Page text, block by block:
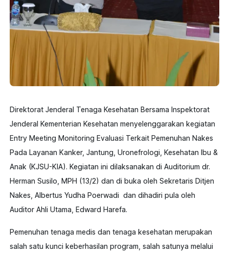
Direktorat Jenderal Tenaga Kesehatan Bersama Inspektorat
Jenderal Kementerian Kesehatan menyelenggarakan kegiatan
Entry Meeting Monitoring Evaluasi Terkait Pemenuhan Nakes
Pada Layanan Kanker, Jantung, Uronefrologi, Kesehatan Ibu &
Anak (KJSU-KIA). Kegiatan ini dilaksanakan di Auditorium dr.
Herman Susilo, MPH (13/2) dan di buka oleh Sekretaris Ditjen
Nakes, Albertus Yudha Poerwadi dan dihadiri pula oleh
Auditor Ahli Utama, Edward Harefa.
Pemenuhan tenaga medis dan tenaga kesehatan merupakan
salah satu kunci keberhasilan program, salah satunya melalui